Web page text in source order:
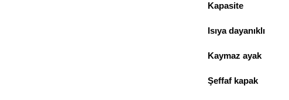
Kapasite
Isıya dayanıklı
Kaymaz ayak
Şeffaf kapak